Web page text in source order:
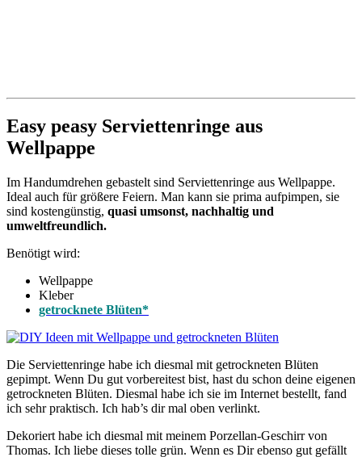
Easy peasy Serviettenringe aus
Wellpappe
Im Handumdrehen gebastelt sind Serviettenringe aus Wellpappe.
Ideal auch für größere Feiern. Man kann sie prima aufpimpen, sie
sind kostengünstig, quasi umsonst, nachhaltig und
umweltfreundlich.
Benötigt wird:
Wellpappe
Kleber
getrocknete Blüten*
Die Serviettenringe habe ich diesmal mit getrockneten Blüten
gepimpt. Wenn Du gut vorbereitest bist, hast du schon deine eigenen
getrockneten Blüten. Diesmal habe ich sie im Internet bestellt, fand
ich sehr praktisch. Ich hab’s dir mal oben verlinkt.
Dekoriert habe ich diesmal mit meinem Porzellan-Geschirr von
Thomas. Ich liebe dieses tolle grün. Wenn es Dir ebenso gut gefällt